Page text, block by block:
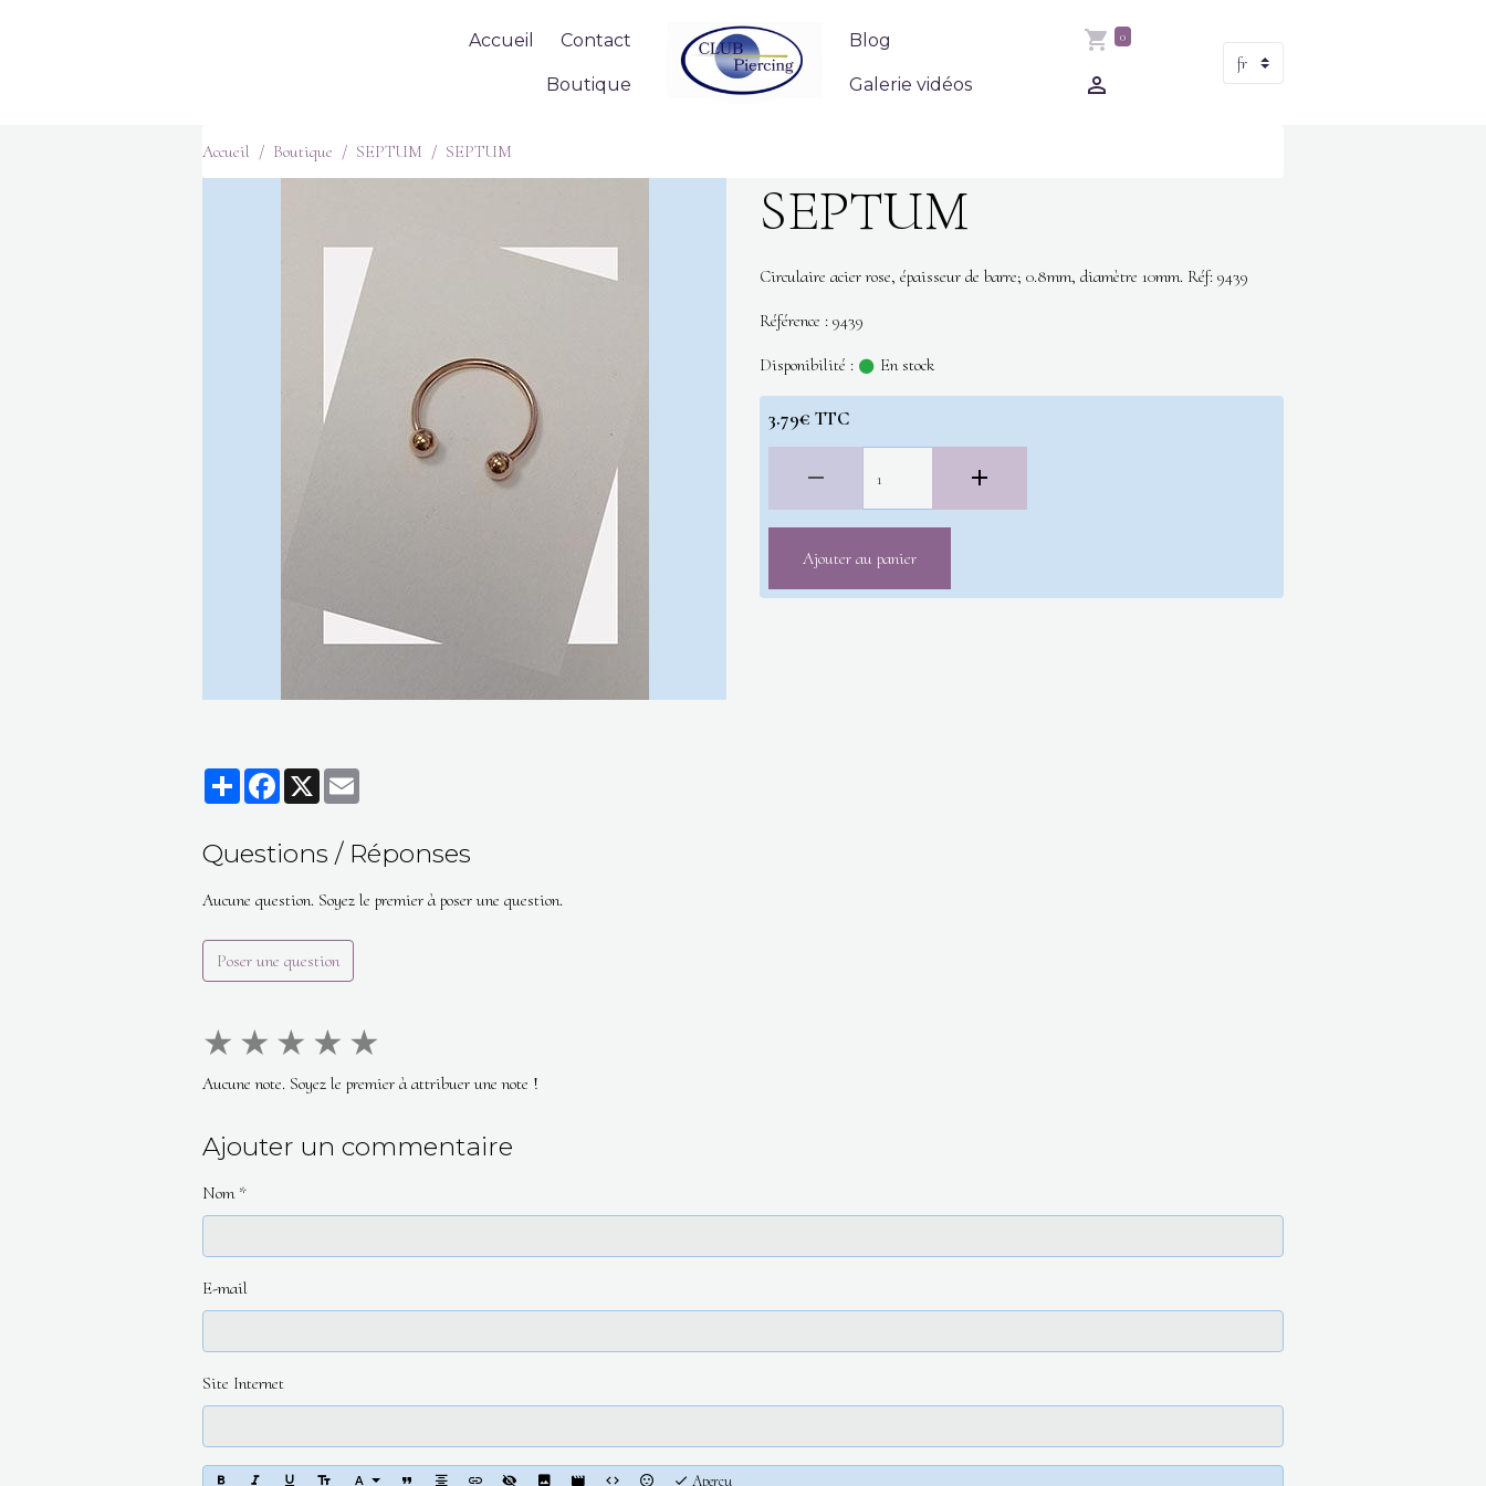
Accueil Contact
Boutique
Blog
Galerie vidéos
0
Accueil Boutique SEPTUM SEPTUM
SEPTUM
Circulaire acier rose, épaisseur de barre; 0.8mm, diamètre 10mm. Réf: 9439
Référence : 9439
Disponibilité :
En stock
3.79€ TTC
Ajouter au panier
PartagerFacebook
X
Questions / Réponses
Aucune question. Soyez le premier à poser une question.
Poser une question
★ ★ ★ ★ ★
Aucune note. Soyez le premier à attribuer une note !
Ajouter un commentaire
Nom
E-mail
Site Internet
Aperçu